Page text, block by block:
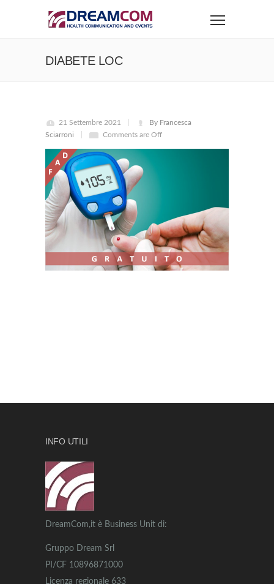
DIABETE LOC
21 Settembre 2021
By Francesca
Sciarroni
Comments are Off
INFO UTILI
DreamCom,it è Business Unit di:
Gruppo Dream Srl
PI/CF 10896871000
Licenza regionale 633